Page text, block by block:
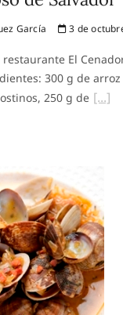
García 3 de
restaurante El
300 g de
250 g de